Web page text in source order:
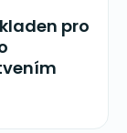
pro